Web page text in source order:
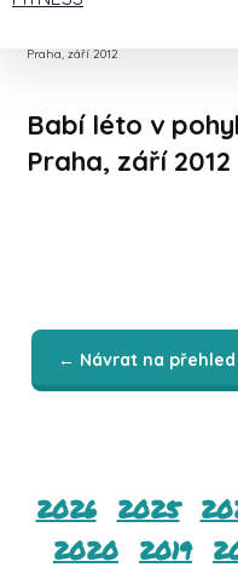
Praha, září 2012
Babí léto v
Praha, září 2012
← Návrat na
2026 2025
2020
2019